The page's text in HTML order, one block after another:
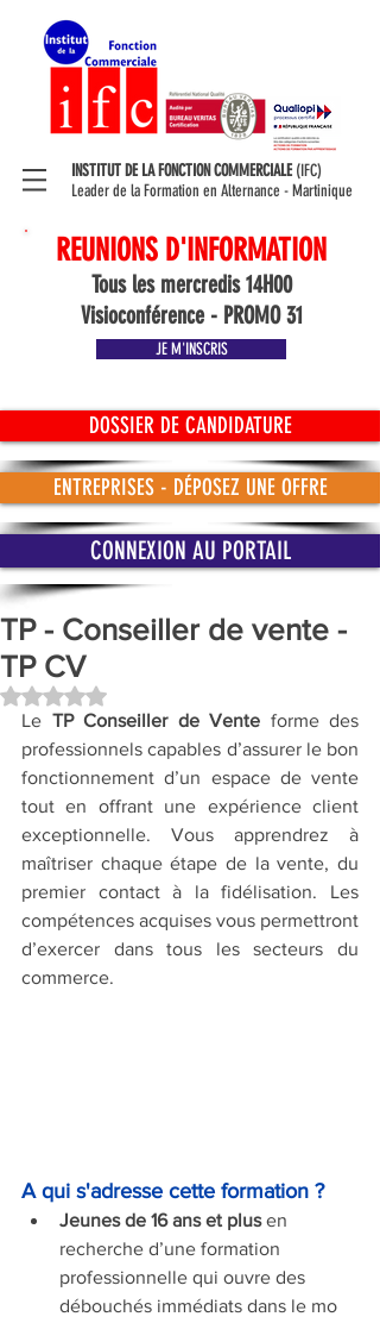
INSTITUT DE LA FONCTION COMMERCIALE (IFC)
Leader de la Formation en Alternance - Martinique
REUNIONS D'INFORMATION
Tous les mercredis 14H00
Visioconférence - PROMO 31
JE M'INSCRIS
DOSSIER DE CANDIDATURE
ENTREPRISES - DÉPOSEZ UNE OFFRE
CONNEXION AU PORTAIL
TP - Conseiller de vente -
TP CV
Noté NaN étoiles sur 5.
Le TP Conseiller de Vente forme des
professionnels capables d’assurer le bon
fonctionnement d’un espace de vente
tout en offrant une expérience client
exceptionnelle. Vous apprendrez à
maîtriser chaque étape de la vente, du
premier contact à la fidélisation. Les
compétences acquises vous permettront
d’exercer dans tous les secteurs du
commerce.
A qui s'adresse cette formation ?
Jeunes de 16 ans et plus en
recherche d’une formation
professionnelle qui ouvre des
débouchés immédiats dans le mo